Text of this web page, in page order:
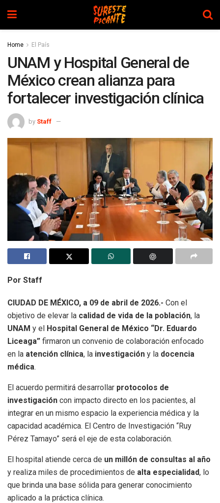
Home El País
UNAM y Hospital General de
México crean alianza para
fortalecer investigación clínica
by Staff
Por Staff
CIUDAD DE MÉXICO, a 09 de abril de 2026.- Con el
objetivo de elevar la calidad de vida de la población, la
UNAM y el Hospital General de México “Dr. Eduardo
Liceaga” firmaron un convenio de colaboración enfocado
en la atención clínica, la investigación y la docencia
médica.
El acuerdo permitirá desarrollar protocolos de
investigación con impacto directo en los pacientes, al
integrar en un mismo espacio la experiencia médica y la
capacidad académica. El Centro de Investigación “Ruy
Pérez Tamayo” será el eje de esta colaboración.
El hospital atiende cerca de un millón de consultas al año
y realiza miles de procedimientos de alta especialidad, lo
que brinda una base sólida para generar conocimiento
aplicado a la práctica clínica.